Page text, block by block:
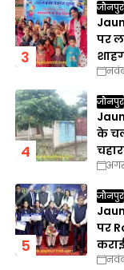
जौनपुर
पर
जौनपुर
के
जौनपुर
पर